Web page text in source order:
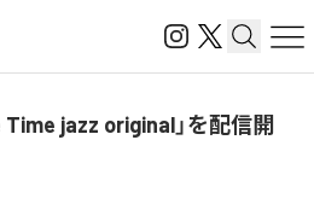
Time jazz original」を配信開